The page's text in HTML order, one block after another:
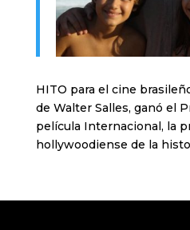
HITO para el cine
de Walter Salles, ganó el
película Internacional, la
hollywoodiense de la